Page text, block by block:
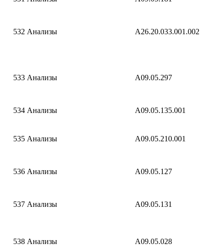
532 Анализы A26.20.033.001.002
533 Анализы A09.05.297
534 Анализы A09.05.135.001
535 Анализы A09.05.210.001
536 Анализы A09.05.127
537 Анализы A09.05.131
538 Анализы A09.05.028